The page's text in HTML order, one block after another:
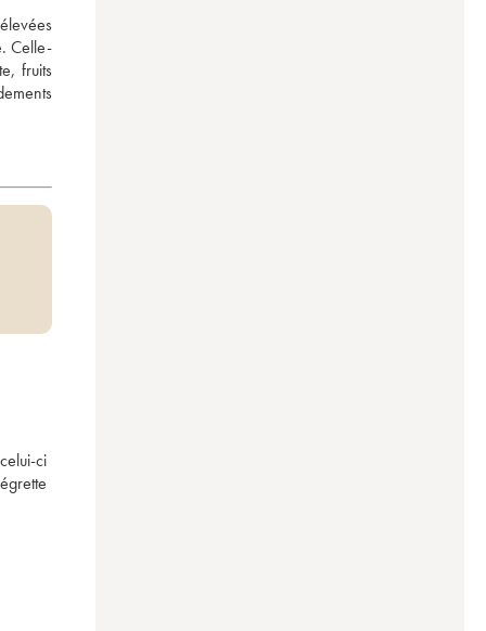
Celle-
fruits
ci